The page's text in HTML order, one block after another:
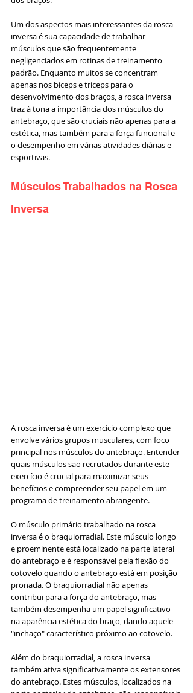
Um dos aspectos mais interessantes da rosca
inversa é sua capacidade de trabalhar
músculos que são frequentemente
negligenciados em rotinas de treinamento
padrão. Enquanto muitos se concentram
apenas nos bíceps e tríceps para o
desenvolvimento dos braços, a rosca inversa
traz à tona a importância dos músculos do
antebraço, que são cruciais não apenas para a
estética, mas também para a força funcional e
o desempenho em várias atividades diárias e
esportivas.
Músculos Trabalhados na Rosca
Inversa
A rosca inversa é um exercício complexo que
envolve vários grupos musculares, com foco
principal nos músculos do antebraço. Entender
quais músculos são recrutados durante este
exercício é crucial para maximizar seus
benefícios e compreender seu papel em um
programa de treinamento abrangente.
O músculo primário trabalhado na rosca
inversa é o braquiorradial. Este músculo longo
e proeminente está localizado na parte lateral
do antebraço e é responsável pela flexão do
cotovelo quando o antebraço está em posição
pronada. O braquiorradial não apenas
contribui para a força do antebraço, mas
também desempenha um papel significativo
na aparência estética do braço, dando aquele
"inchaço" característico próximo ao cotovelo.
Além do braquiorradial, a rosca inversa
também ativa significativamente os extensores
do antebraço. Estes músculos, localizados na